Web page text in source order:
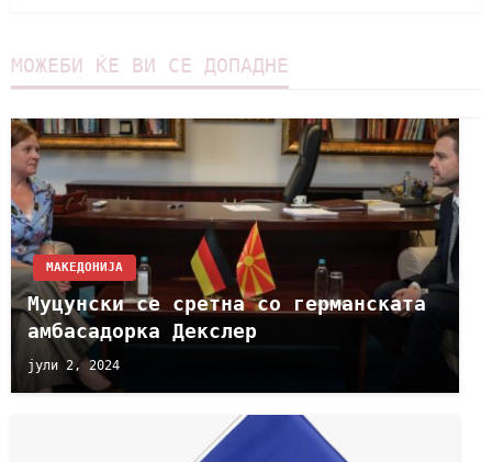
МОЖЕБИ ЌЕ ВИ СЕ ДОПАДНЕ
МАКЕДОНИЈА
Муцунски се сретна со германската
амбасадорка Декслер
јули 2, 2024